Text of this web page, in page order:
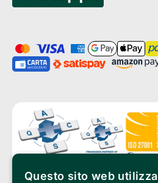
Questo sito web utilizza